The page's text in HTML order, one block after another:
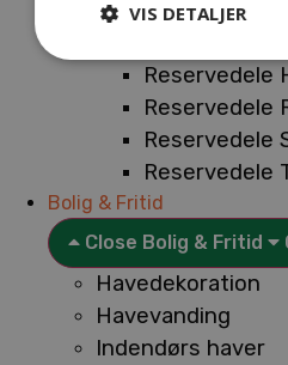
Reservedele
Reservedele
Reservedele
Reservedele
Reservedele
Bolig & Fritid
Close Bolig & Fritid
Havedekoration
Havevanding
Indendørs haver
VIS DETALJER